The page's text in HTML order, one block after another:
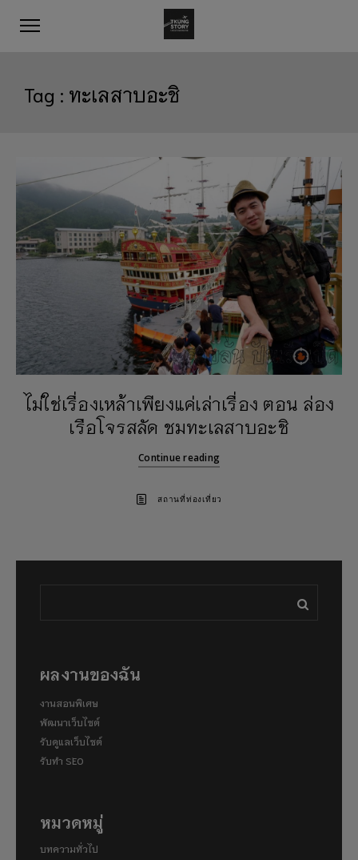
Tag : ทะเลสาบอะชิ
ไม่ใช่เรื่องเหล้าเพียงแค่เล่าเรื่อง ตอน ล่อง
เรือโจรสลัด ชมทะเลสาบอะชิ
Continue reading
สถานที่ท่องเที่ยว
ผลงานของฉัน
งานสอนพิเศษ
พัฒนาเว็บไซต์
รับดูแลเว็บไซต์
รับทำ SEO
หมวดหมู่
บทความทั่วไป